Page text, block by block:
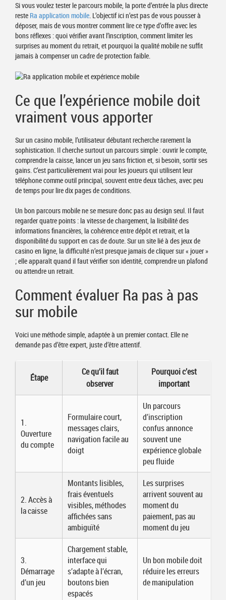
Si vous voulez tester le parcours mobile, la porte d’entrée la plus directe
reste Ra application mobile. L’objectif ici n’est pas de vous pousser à
déposer, mais de vous montrer comment lire ce type d’offre avec les
bons réflexes : quoi vérifier avant l’inscription, comment limiter les
surprises au moment du retrait, et pourquoi la qualité mobile ne suffit
jamais à compenser un cadre de protection faible.
Ce que l’expérience mobile doit
vraiment vous apporter
Sur un casino mobile, l’utilisateur débutant recherche rarement la
sophistication. Il cherche surtout un parcours simple : ouvrir le compte,
comprendre la caisse, lancer un jeu sans friction et, si besoin, sortir ses
gains. C’est particulièrement vrai pour les joueurs qui utilisent leur
téléphone comme outil principal, souvent entre deux tâches, avec peu
de temps pour lire dix pages de conditions.
Un bon parcours mobile ne se mesure donc pas au design seul. Il faut
regarder quatre points : la vitesse de chargement, la lisibilité des
informations financières, la cohérence entre dépôt et retrait, et la
disponibilité du support en cas de doute. Sur un site lié à des jeux de
casino en ligne, la difficulté n’est presque jamais de cliquer sur « jouer »
; elle apparaît quand il faut vérifier son identité, comprendre un plafond
ou attendre un retrait.
Comment évaluer Ra pas à pas
sur mobile
Voici une méthode simple, adaptée à un premier contact. Elle ne
demande pas d’être expert, juste d’être attentif.
Étape
Ce qu’il faut
observer
Pourquoi c’est
important
1.
Ouverture
du compte
Formulaire court,
messages clairs,
navigation facile au
doigt
Un parcours
d’inscription
confus annonce
souvent une
expérience globale
peu fluide
2. Accès à
la caisse
Montants lisibles,
frais éventuels
visibles, méthodes
affichées sans
ambiguïté
Les surprises
arrivent souvent au
moment du
paiement, pas au
moment du jeu
3.
Démarrage
d’un jeu
Chargement stable,
interface qui
s’adapte à l’écran,
boutons bien
espacés
Un bon mobile doit
réduire les erreurs
de manipulation